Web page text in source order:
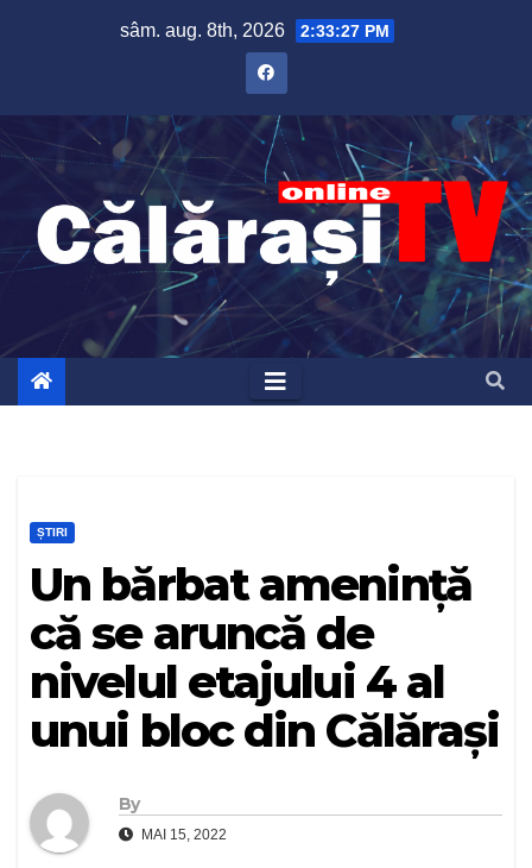
sâm. aug. 8th, 2026 2:33:27 PM
ȘTIRI
Un bărbat amenință
că se aruncă de
nivelul etajului 4 al
unui bloc din Călărași
By
MAI 15, 2022